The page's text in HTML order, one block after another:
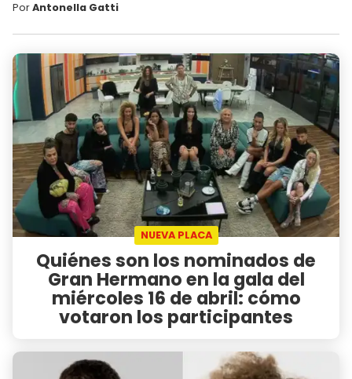
PorAntonella Gatti
NUEVA PLACA
Quiénes son los nominados de
Gran Hermano en la gala del
miércoles 16 de abril: cómo
votaron los participantes